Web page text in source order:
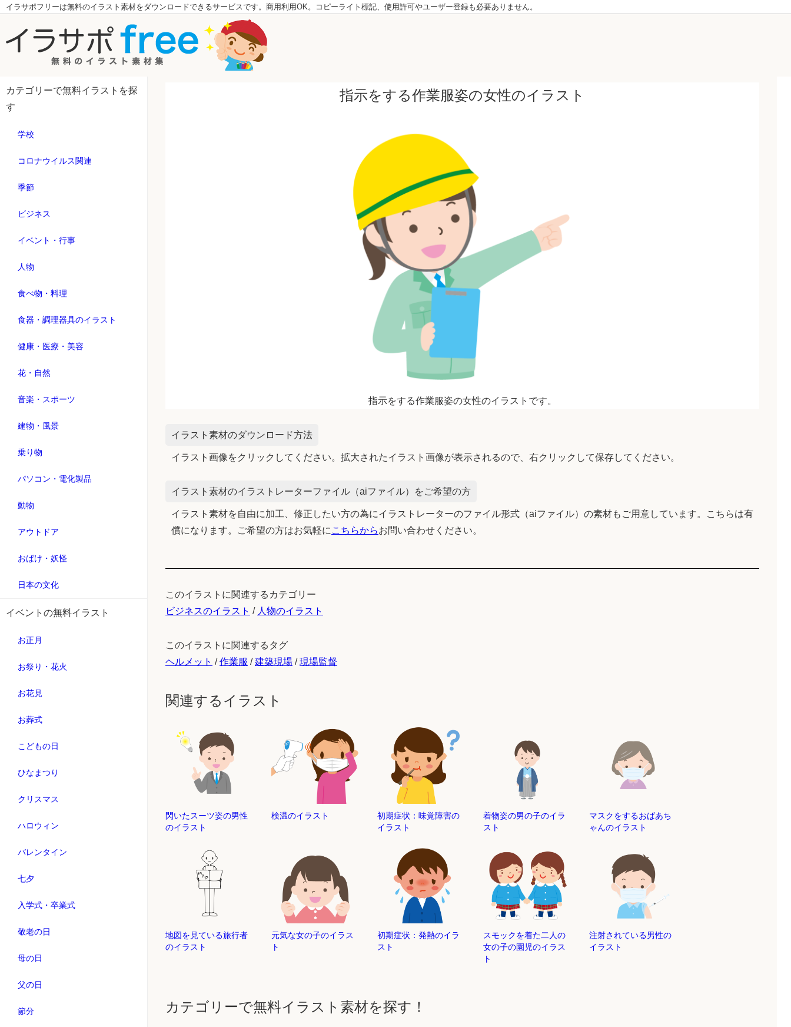
イラサポフリーは無料のイラスト素材をダウンロードできるサービスです。商用利用OK。コピーライト標記、使用許可やユーザー登録も必要ありません。
カテゴリーで無料イラストを探
す
学校
コロナウイルス関連
季節
ビジネス
イベント・行事
人物
食べ物・料理
食器・調理器具のイラスト
健康・医療・美容
花・自然
音楽・スポーツ
建物・風景
乗り物
パソコン・電化製品
動物
アウトドア
おばけ・妖怪
日本の文化
イベントの無料イラスト
お正月
お祭り・花火
お花見
お葬式
こどもの日
ひなまつり
クリスマス
ハロウィン
バレンタイン
七夕
入学式・卒業式
敬老の日
母の日
父の日
節分
指示をする作業服姿の女性のイラスト
指示をする作業服姿の女性のイラストです。
イラスト素材のダウンロード方法
イラスト画像をクリックしてください。拡大されたイラスト画像が表示されるので、右クリックして保存してください。
イラスト素材のイラストレーターファイル（aiファイル）をご希望の方
イラスト素材を自由に加工、修正したい方の為にイラストレーターのファイル形式（aiファイル）の素材もご用意しています。こちらは有
償になります。ご希望の方はお気軽に こちらからお問い合わせください。
このイラストに関連するカテゴリー
ビジネスのイラスト / 人物のイラスト
このイラストに関連するタグ
ヘルメット /作業服 /建築現場 /現場監督
関連するイラスト
閃いたスーツ姿の男性
のイラスト
検温のイラスト
初期症状：味覚障害の
イラスト
着物姿の男の子のイラ
スト
マスクをするおばあち
ゃんのイラスト
地図を見ている旅行者
のイラスト
元気な女の子のイラス
ト
初期症状：発熱のイラ
スト
スモックを着た二人の
女の子の園児のイラス
ト
注射されている男性の
イラスト
カテゴリーで無料イラスト素材を探す！